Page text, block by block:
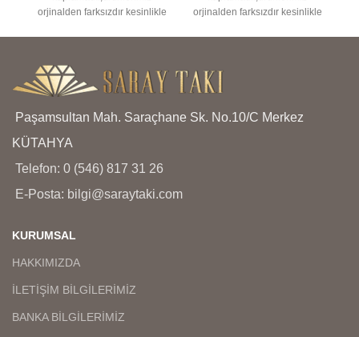
orjinalden farksızdır kesinlikle
olmaz,ürünlerimizin görselleri
bize aittir bu nedenle sizi
bölgelere ve kargo şirketinin
günü arası değişmektedir.
orjinalden farksızdır kesinlikle
olmaz,ürünlerimizin görselleri
bize aittir bu nedenle sizi
bölgelere ve kargo şirketinin
Paşamsultan Mah. Saraçhane Sk. No.10/C Merkez
KÜTAHYA
Telefon: 0 (546) 817 31 26
E-Posta: bilgi@saraytaki.com
KURUMSAL
HAKKIMIZDA
İLETİŞİM BİLGİLERİMİZ
BANKA BİLGİLERİMİZ